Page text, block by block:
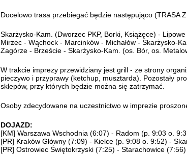
Docelowo trasa przebiegać będzie następująco (TRASA
Skarżysko-Kam. (Dworzec PKP, Borki, Książęce) -
Mirzec - Wąchock - Marcinków - Michałów - Skarżysko-
Zagórze - Brzeście - Skarżysko-Kam. (os. Bór, os.
W trakcie imprezy przewidziany jest grill - ze strony
pieczywo i przyprawy (ketchup, musztarda). Pozostały
sklepów, przy których będzie można się zatrzymać.
Osoby zdecydowane na uczestnictwo w imprezie
DOJAZD:
[KM] Warszawa Wschodnia (6:07) - Radom (p. 9:03 o.
[PR] Kraków Główny (7:09) - Kielce (p. 9:08 o. 9:52) -
[PR] Ostrowiec Świętokrzyski (7:25) - Starachowice